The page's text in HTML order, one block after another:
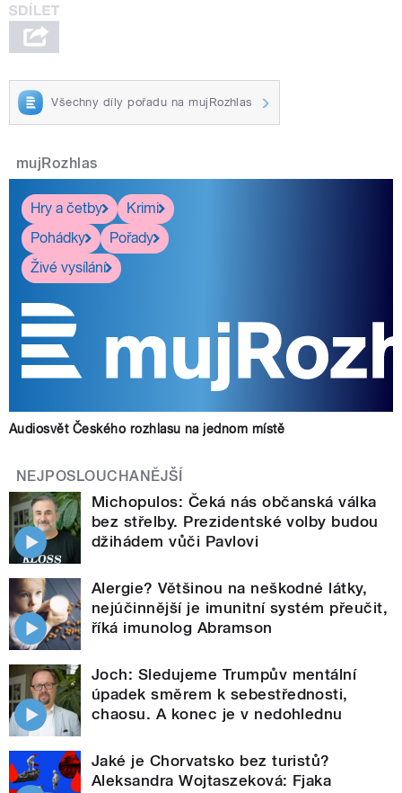
Všechny díly pořadu na mujRozhlas
mujRozhlas
Hry a četby
Krimi
Pohádky
Pořady
Živé vysílání
Audiosvět Českého rozhlasu na jednom místě
NEJPOSLOUCHANĚJŠÍ
Michopulos: Čeká nás občanská válka
bez střelby. Prezidentské volby budou
džihádem vůči Pavlovi
Alergie? Většinou na neškodné látky,
nejúčinnější je imunitní systém přeučit,
říká imunolog Abramson
Joch: Sledujeme Trumpův mentální
úpadek směrem k sebestřednosti,
chaosu. A konec je v nedohlednu
Jaké je Chorvatsko bez turistů?
Aleksandra Wojtaszeková: Fjaka